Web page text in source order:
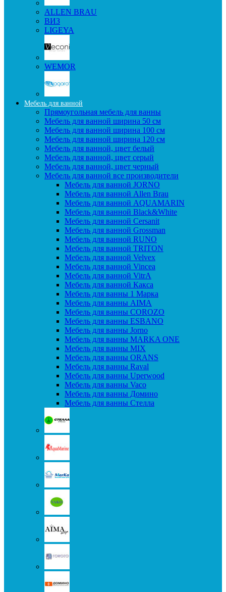
ALLEN BRAU
ВИЗ
LIGEYA
WEMOR
Мебель для ванной
Прямоугольная мебель для ванны
Мебель для ванной ширина 50 см
Мебель для ванной ширина 100 см
Мебель для ванной ширина 120 см
Мебель для ванной, цвет белый
Мебель для ванной, цвет серый
Мебель для ванной, цвет черный
Мебель для ванной все производители
Мебель для ванной JORNO
Мебель для ванной Allen Brau
Мебель для ванной AQUAMARIN
Мебель для ванной Black&White
Мебель для ванной Cersanit
Мебель для ванной Grossman
Мебель для ванной RUNO
Мебель для ванной TRITON
Мебель для ванной Velvex
Мебель для ванной Vincea
Мебель для ванной VitrA
Мебель для ванной Какса
Мебель для ванны 1 Марка
Мебель для ванны AIMA
Мебель для ванны COROZO
Мебель для ванны ESBANO
Мебель для ванны Jorno
Мебель для ванны MARKA ONE
Мебель для ванны MIX
Мебель для ванны ORANS
Мебель для ванны Raval
Мебель для ванны Uperwood
Мебель для ванны Vaco
Мебель для ванны Домино
Мебель для ванны Стелла